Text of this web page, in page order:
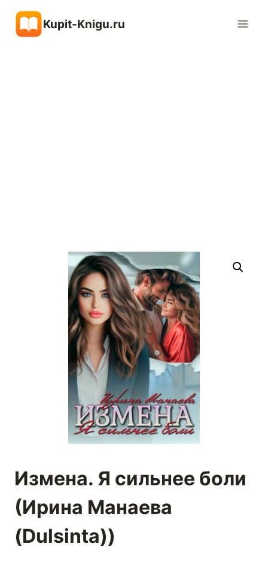
содержимому
Kupit-Knigu.ru
Измена. Я сильнее боли
(Ирина Манаева
(Dulsinta))